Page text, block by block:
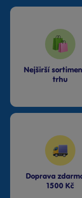
Nejširší
trhu
Doprava
1500 Kč